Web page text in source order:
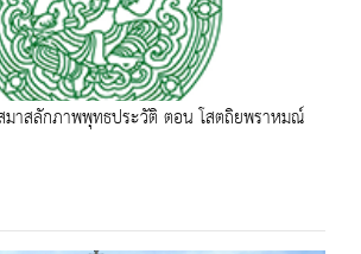
สมาสลักภาพพุทธประวัติ ตอน โสตถิยพราหมณ์